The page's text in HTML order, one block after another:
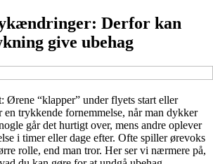
Derfor kan
give ubehag
Ørene “klapper” under flyets start eller
en trykkende fornemmelse, når man dykker
går det hurtigt over, mens andre oplever
i timer eller dage efter. Ofte spiller ørevoks
rolle, end man tror. Her ser vi nærmere på,